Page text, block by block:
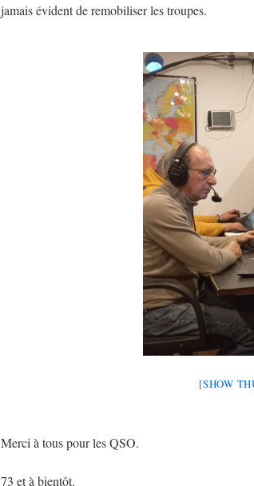
jamais évident de remobiliser les troupes.
[SHOW
Merci à tous pour les QSO.
73 et à bientôt.